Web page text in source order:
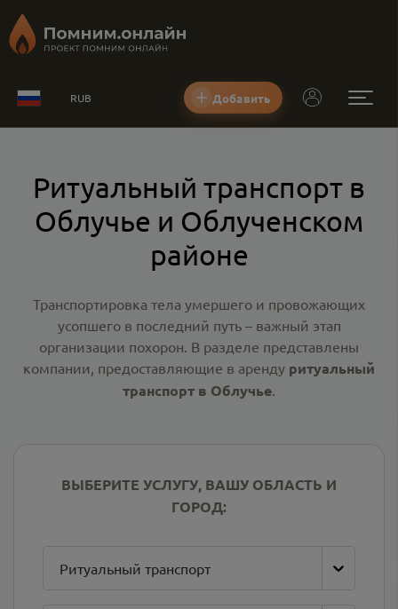
RUB Добавить
Ритуальный транспорт в
Облучье и Облученском
районе
Транспортировка тела умершего и провожающих
усопшего в последний путь – важный этап
организации похорон. В разделе представлены
компании, предоставляющие в аренду ритуальный
транспорт в Облучье.
ВЫБЕРИТЕ УСЛУГУ, ВАШУ ОБЛАСТЬ И
ГОРОД:
Ритуальный транспорт